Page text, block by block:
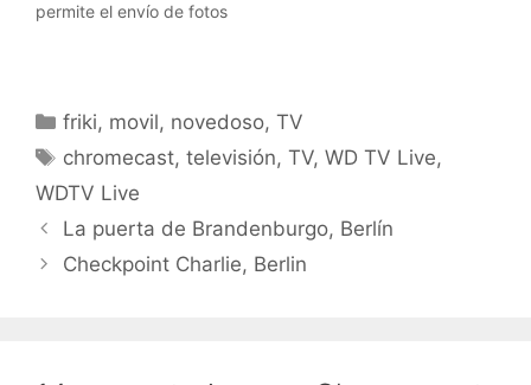
permite el envío de fotos
servicio de scanR, y
desde ella, enviad un
Categorías
friki, movil, novedoso,TV
Etiquetas
chromecast,televisión,TV,WD TV Live,
WDTV Live
La puerta de Brandenburgo, Berlín
Checkpoint Charlie, Berlin